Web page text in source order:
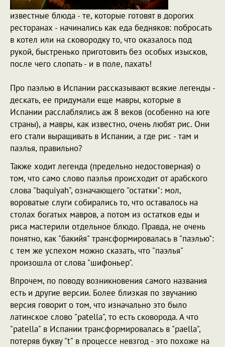
известные блюда - те, которые готовят в дорогих
ресторанах - начинались как еда бедняков: побросать
в котел или на сковородку то, что оказалось под
рукой, быстренько приготовить без особых изысков,
после чего слопать - и в поле, пахать!
Про паэлью в Испании рассказывают всякие легенды -
дескать, ее придумали еще мавры, которые в
Испании расслаблялись аж 8 веков (особенно на юге
страны), а мавры, как известно, очень любят рис. Они
его стали выращивать в Испании, а где рис - там и
паэлья, правильно?
Также ходит легенда (предельно недостоверная) о
том, что само слово паэлья происходит от арабского
слова "baquiyah", означающего "остатки": мол,
вороватые слуги собирались то, что оставалось на
столах богатых мавров, а потом из остатков еды и
риса мастерили отдельное блюдо. Правда, не очень
понятно, как "бакийя" трансформировалась в "паэлью":
с тем же успехом можно сказать, что "паэлья"
произошла от слова "шифоньер".
Впрочем, по поводу возникновения самого названия
есть и другие версии. Более близкая по звучанию
версия говорит о том, что изначально это было
латинское слово "patella", то есть сковорода. А что
"patella" в Испании трансформировалась в "paella",
потеряв букву "t" в процессе невзгод - это похоже на